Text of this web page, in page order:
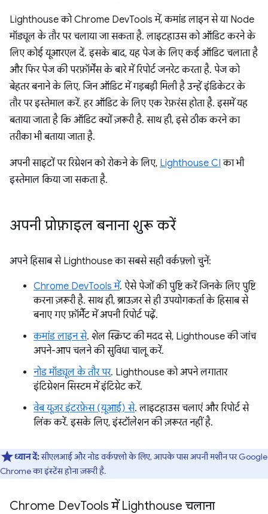
Lighthouse को Chrome DevTools में, कमांड लाइन से या Node
मॉड्यूल के तौर पर चलाया जा सकता है. लाइटहाउस को ऑडिट करने के
लिए कोई यूआरएल दें. इसके बाद, यह पेज के लिए कई ऑडिट चलाता है
और फिर पेज की परफ़ॉर्मेंस के बारे में रिपोर्ट जनरेट करता है. पेज को
बेहतर बनाने के लिए, जिन ऑडिट में गड़बड़ी मिली है उन्हें इंडिकेटर के
तौर पर इस्तेमाल करें. हर ऑडिट के लिए एक रेफ़रंस होता है. इसमें यह
बताया जाता है कि ऑडिट क्यों ज़रूरी है. साथ ही, इसे ठीक करने का
तरीका भी बताया जाता है.
अपनी साइटों पर रिग्रेशन को रोकने के लिए, Lighthouse CI का भी
इस्तेमाल किया जा सकता है.
अपनी प्रोफ़ाइल बनाना शुरू करें
अपने हिसाब से Lighthouse का सबसे सही वर्कफ़्लो चुनें:
Chrome DevTools में. ऐसे पेजों की पुष्टि करें जिनके लिए पुष्टि
करना ज़रूरी है. साथ ही, ब्राउज़र से ही उपयोगकर्ता के हिसाब से
बनाए गए फ़ॉर्मैट में अपनी रिपोर्ट पढ़ें.
कमांड लाइन से. शेल स्क्रिप्ट की मदद से, Lighthouse की जांच
अपने-आप चलने की सुविधा चालू करें.
नोड मॉड्यूल के तौर पर. Lighthouse को अपने लगातार
इंटिग्रेशन सिस्टम में इंटिग्रेट करें.
वेब यूज़र इंटरफ़ेस (यूआई) से. लाइटहाउस चलाएं और रिपोर्ट से
लिंक करें. इसके लिए, इंस्टॉलेशन की ज़रूरत नहीं है.
ध्यान दें:सीएलआई और नोड वर्कफ़्लो के लिए, आपके पास अपनी मशीन पर Google
Chrome का इंस्टेंस होना ज़रूरी है.
Chrome DevTools में Lighthouse चलाना